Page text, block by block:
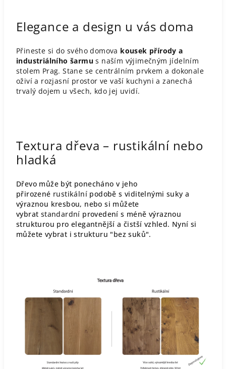
Elegance a design u vás doma
Přineste si do svého domova kousek přírody a
industriálního šarmu s naším výjimečným jídelním
stolem Prag. Stane se centrálním prvkem a dokonale
oživí a rozjasní prostor ve vaší kuchyni a zanechá
trvalý dojem u všech, kdo jej uvidí.
Textura dřeva – rustikální nebo
hladká
Dřevo může být ponecháno v jeho
přirozené rustikální podobě s viditelnými suky a
výraznou kresbou, nebo si můžete
vybrat standardní provedení s méně výraznou
strukturou pro elegantnější a čistší vzhled. Nyní si
můžete vybrat i strukturu "bez suků".